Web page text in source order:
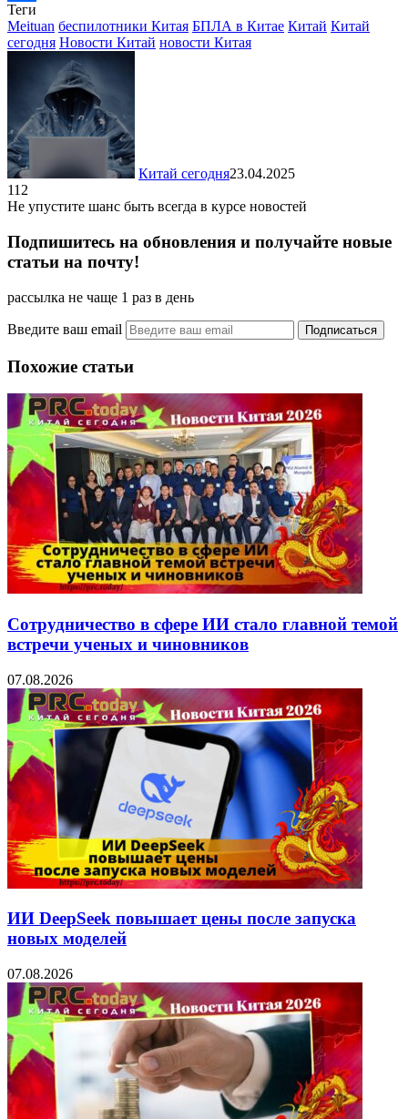
Отправить
Теги
Meituan беспилотники Китая БПЛА в Китае Китай Китай
сегодня Новости Китай новости Китая
Китай сегодня23.04.2025
112
Не упустите шанс быть всегда в курсе новостей
Подпишитесь на обновления и получайте новые
статьи на почту!
рассылка не чаще 1 раз в день
Введите ваш email
Похожие статьи
Сотрудничество в сфере ИИ стало главной темой
встречи ученых и чиновников
07.08.2026
ИИ DeepSeek повышает цены после запуска
новых моделей
07.08.2026